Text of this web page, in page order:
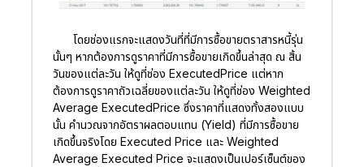
โดยช่องแรกจะแสดงวันที่ที่มีการซื้อขายตราสารหนี้รุ่น
นั้นๆ หากต้องการดูราคาที่มีการซื้อขายเกิดขึ้นล่าสุด ณ สิ้น
วันของแต่ละวัน ให้ดูที่ช่อง ExecutedPrice แต่หาก
ต้องการดูราคาถัวเฉลี่ยของแต่ละวัน ให้ดูที่ช่อง Weighted
Average ExecutedPrice ซึ่งราคาที่แสดงทั้งสองแบบ
นั้น คำนวณจากอัตราผลตอบแทน (Yield) ที่มีการซื้อขาย
เกิดขึ้นจริงโดย Executed Price และ Weighted
Average Executed Price จะแสดงเป็นเปอร์เซ็นต์ของ